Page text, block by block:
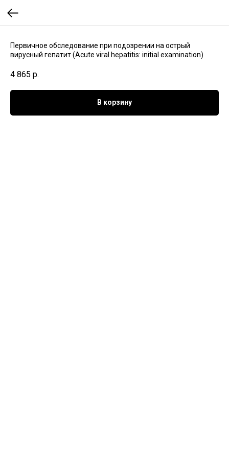
Первичное обследование при подозрении на острый
вирусный гепатит (Acute viral hepatitis: initial examination)
4 865 р.
В корзину